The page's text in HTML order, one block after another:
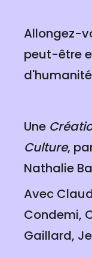
Allongez-
peut-être
Une
Culture,
Nathalie
Avec
Condemi,
Gaillard,